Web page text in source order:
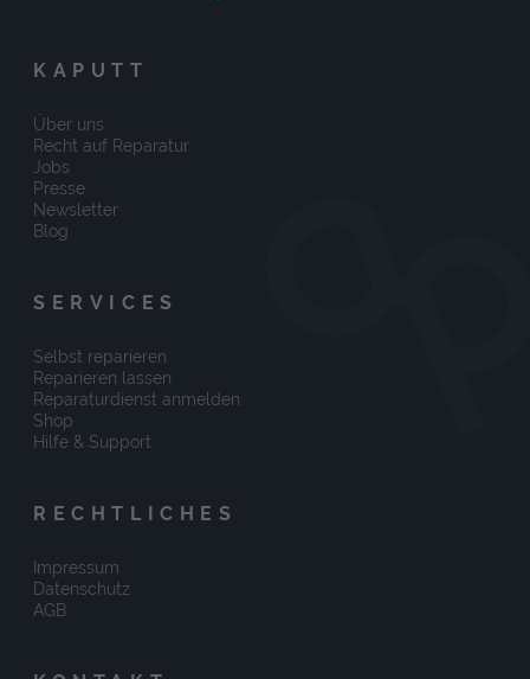
KAPUTT
Über uns
Recht auf Reparatur
Jobs
Presse
Newsletter
Blog
SERVICES
Selbst reparieren
Reparieren lassen
Reparaturdienst anmelden
Shop
Hilfe & Support
RECHTLICHES
Impressum
Datenschutz
AGB